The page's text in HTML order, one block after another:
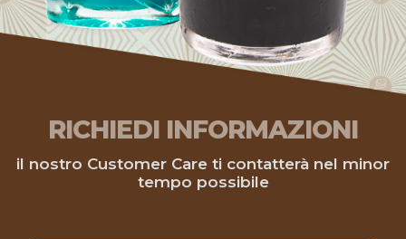
RICHIEDI INFORMAZIONI
il nostro Customer Care ti contatterà nel minor
tempo possibile